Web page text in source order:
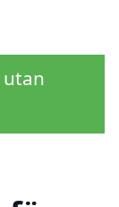
utan